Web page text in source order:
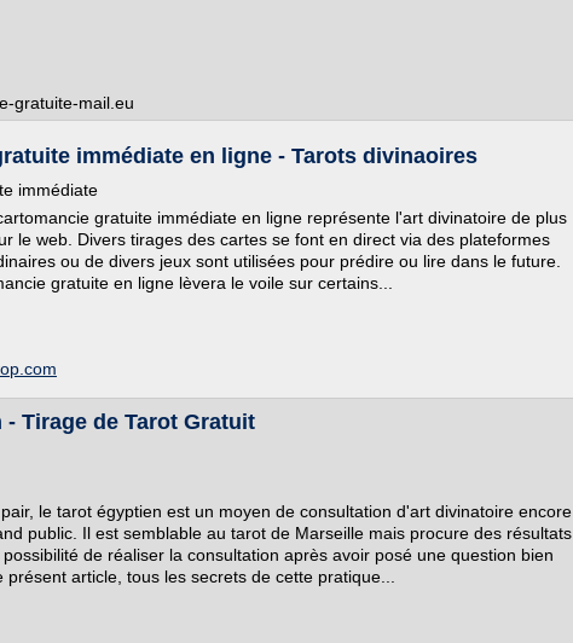
gratuite-mail.eu
immédiate en ligne - Tarots divinaoires
immédiate
gratuite immédiate en ligne représente l'art divinatoire de plus
le web. Divers tirages des cartes se font en direct via des plateformes
ou de divers jeux sont utilisées pour prédire ou lire dans le future.
gratuite en ligne lèvera le voile sur certains...
- Tirage de Tarot Gratuit
le tarot égyptien est un moyen de consultation d'art divinatoire encore
public. Il est semblable au tarot de Marseille mais procure des résultats
de réaliser la consultation après avoir posé une question bien
présent article, tous les secrets de cette pratique...